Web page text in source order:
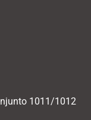
1011/1012